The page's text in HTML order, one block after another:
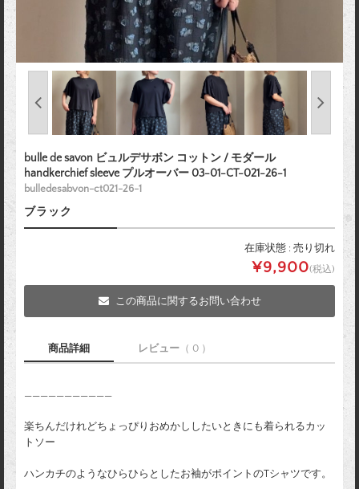
bulle de savon ビュルデサボン コットン / モダール
handkerchief sleeve プルオーバー 03-01-CT-021-26-1
bulledesabvon-ct021-26-1
ブラック
在庫状態 : 売り切れ
¥9,900(税込)
この商品に関するお問い合わせ
商品詳細 レビュー （ 0 ）
———————————
楽ちんだけれどちょっぴりおめかししたいときにも着られるカッ
トソー
ハンカチのようなひらひらとしたお袖がポイントのTシャツです。